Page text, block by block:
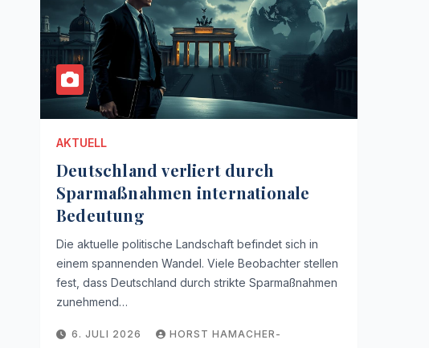
AKTUELL
Deutschland verliert durch
Sparmaßnahmen internationale
Bedeutung
Die aktuelle politische Landschaft befindet sich in
einem spannenden Wandel. Viele Beobachter stellen
fest, dass Deutschland durch strikte Sparmaßnahmen
zunehmend…
6. JULI 2026
HORST HAMACHER-